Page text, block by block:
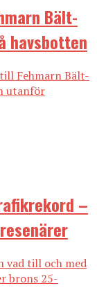
Bält-
havsbotten
Fehmarn Bält-
utanför
–
vad till och med
brons 25-